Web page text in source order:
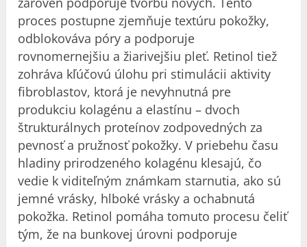
proces postupne zjemňuje textúru pokožky,
odblokováva póry a podporuje
rovnomernejšiu a žiarivejšiu pleť. Retinol tiež
zohráva kľúčovú úlohu pri stimulácii aktivity
fibroblastov, ktorá je nevyhnutná pre
produkciu kolagénu a elastínu – dvoch
štrukturálnych proteínov zodpovedných za
pevnosť a pružnosť pokožky. V priebehu času
hladiny prirodzeného kolagénu klesajú, čo
vedie k viditeľným známkam starnutia, ako sú
jemné vrásky, hlboké vrásky a ochabnutá
pokožka. Retinol pomáha tomuto procesu čeliť
tým, že na bunkovej úrovni podporuje